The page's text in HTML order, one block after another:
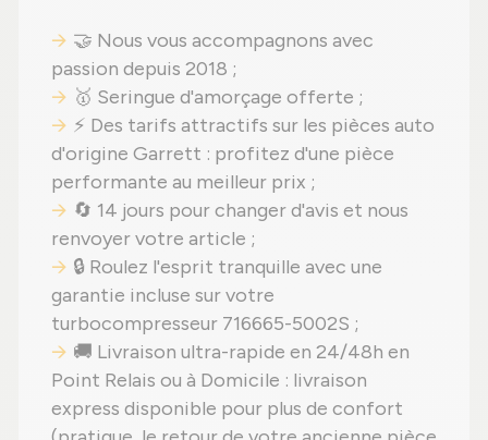
🤝 Nous vous accompagnons avec
passion depuis 2018 ;
🥇 Seringue d'amorçage offerte ;
⚡ Des tarifs attractifs sur les pièces auto
d'origine Garrett : profitez d'une pièce
performante au meilleur prix ;
🔄 14 jours pour changer d'avis et nous
renvoyer votre article ;
🔒 Roulez l'esprit tranquille avec une
garantie incluse sur votre
turbocompresseur 716665-5002S ;
🚚 Livraison ultra-rapide en 24/48h en
Point Relais ou à Domicile : livraison
express disponible pour plus de confort